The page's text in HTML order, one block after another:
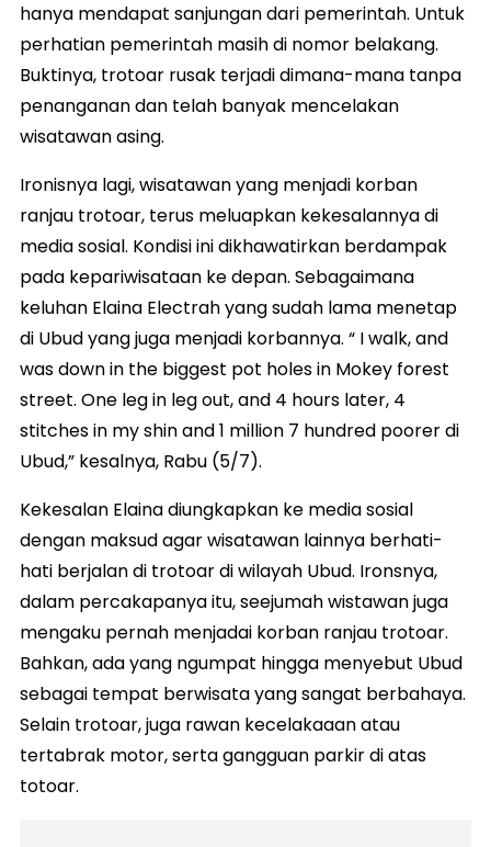
hanya mendapat sanjungan dari pemerintah. Untuk
perhatian pemerintah masih di nomor belakang.
Buktinya, trotoar rusak terjadi dimana-mana tanpa
penanganan dan telah banyak mencelakan
wisatawan asing.
Ironisnya lagi, wisatawan yang menjadi korban
ranjau trotoar, terus meluapkan kekesalannya di
media sosial. Kondisi ini dikhawatirkan berdampak
pada kepariwisataan ke depan. Sebagaimana
keluhan Elaina Electrah yang sudah lama menetap
di Ubud yang juga menjadi korbannya. “ I walk, and
was down in the biggest pot holes in Mokey forest
street. One leg in leg out, and 4 hours later, 4
stitches in my shin and 1 million 7 hundred poorer di
Ubud,” kesalnya, Rabu (5/7).
Kekesalan Elaina diungkapkan ke media sosial
dengan maksud agar wisatawan lainnya berhati-
hati berjalan di trotoar di wilayah Ubud. Ironsnya,
dalam percakapanya itu, seejumah wistawan juga
mengaku pernah menjadai korban ranjau trotoar.
Bahkan, ada yang ngumpat hingga menyebut Ubud
sebagai tempat berwisata yang sangat berbahaya.
Selain trotoar, juga rawan kecelakaaan atau
tertabrak motor, serta gangguan parkir di atas
totoar.